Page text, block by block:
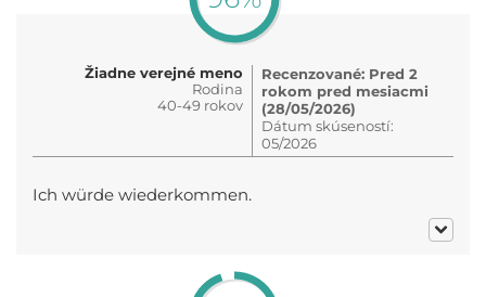
Žiadne verejné meno
Rodina
40-49 rokov
Recenzované: Pred 2
rokom pred mesiacmi
(28/05/2026)
Dátum skúseností:
05/2026
Ich würde wiederkommen.